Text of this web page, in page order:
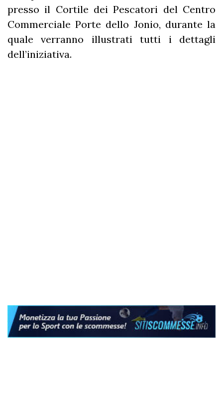
presso il Cortile dei Pescatori del Centro
Commerciale Porte dello Jonio, durante la
quale verranno illustrati tutti i dettagli
dell’iniziativa.